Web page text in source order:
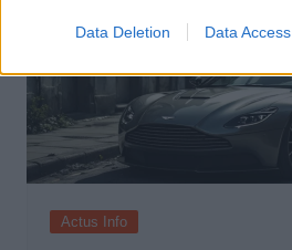
Data Deletion Data Access
Actus Info